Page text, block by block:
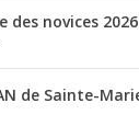
des novices
de Sainte-